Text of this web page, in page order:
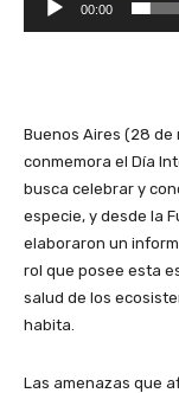
v
d
00:00
Buenos Aires (28 de
conmemora el Día
busca celebrar y
especie, y desde la
elaboraron un
rol que posee esta
salud de los
habita.
Las amenazas que